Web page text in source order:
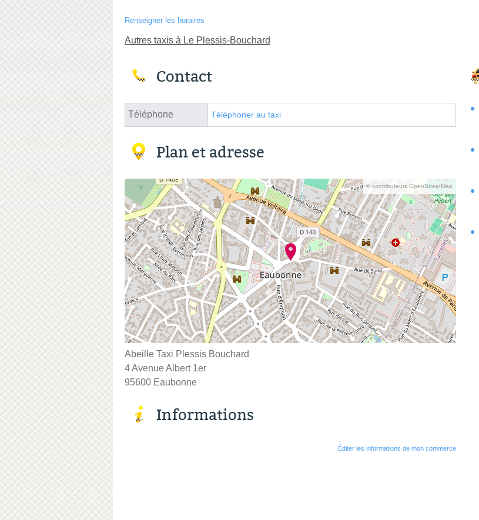
Renseigner les horaires
Autres taxis à Le Plessis-Bouchard
Contact
Téléphone Téléphoner au taxi
Plan et adresse
© contributeurs OpenStreetMap
Abeille Taxi Plessis Bouchard
4 Avenue Albert 1er
95600 Eaubonne
Informations
Éditer les informations de mon commerce